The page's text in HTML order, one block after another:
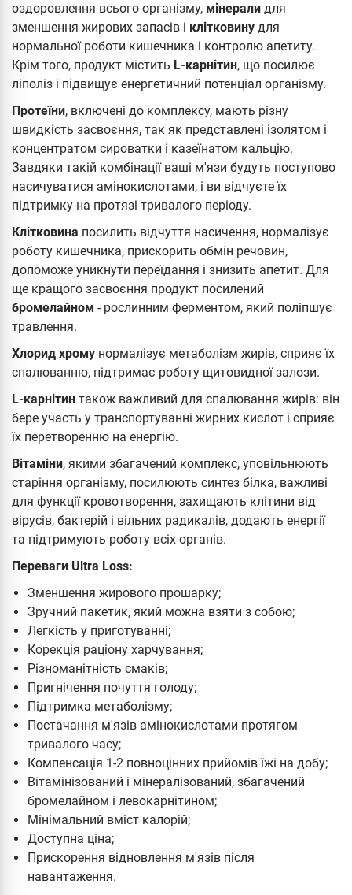
оздоровлення всього організму, мінерали для
зменшення жирових запасів і клітковину для
нормальної роботи кишечника і контролю апетиту.
Крім того, продукт містить L-карнітин, що посилює
ліполіз і підвищує енергетичний потенціал організму.
Протеїни, включені до комплексу, мають різну
швидкість засвоєння, так як представлені ізолятом і
концентратом сироватки і казеїнатом кальцію.
Завдяки такій комбінації ваші м'язи будуть поступово
насичуватися амінокислотами, і ви відчуєте їх
підтримку на протязі тривалого періоду.
Клітковина посилить відчуття насичення, нормалізує
роботу кишечника, прискорить обмін речовин,
допоможе уникнути переїдання і знизить апетит. Для
ще кращого засвоєння продукт посилений
бромелайном - рослинним ферментом, який поліпшує
травлення.
Хлорид хрому нормалізує метаболізм жирів, сприяє їх
спалюванню, підтримає роботу щитовидної залози.
L-карнітин також важливий для спалювання жирів: він
бере участь у транспортуванні жирних кислот і сприяє
їх перетворенню на енергію.
Вітаміни, якими збагачений комплекс, уповільнюють
старіння організму, посилюють синтез білка, важливі
для функції кровотворення, захищають клітини від
вірусів, бактерій і вільних радикалів, додають енергії
та підтримують роботу всіх органів.
Переваги Ultra Loss:
Зменшення жирового прошарку;
Зручний пакетик, який можна взяти з собою;
Легкість у приготуванні;
Корекція раціону харчування;
Різноманітність смаків;
Пригнічення почуття голоду;
Підтримка метаболізму;
Постачання м'язів амінокислотами протягом
тривалого часу;
Компенсація 1-2 повноцінних прийомів їжі на добу;
Вітамінізований і мінералізований, збагачений
бромелайном і левокарнітином;
Мінімальний вміст калорій;
Доступна ціна;
Прискорення відновлення м'язів після
навантаження.